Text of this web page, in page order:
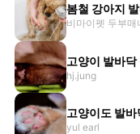
봄철 강아지
비마이펫 두부매
고양이 발바
hj.jung
고양이도 발
yul earl